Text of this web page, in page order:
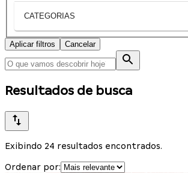
CATEGORIAS
Aplicar filtros Cancelar
Resultados de busca
Exibindo 24 resultados encontrados.
Ordenar por: